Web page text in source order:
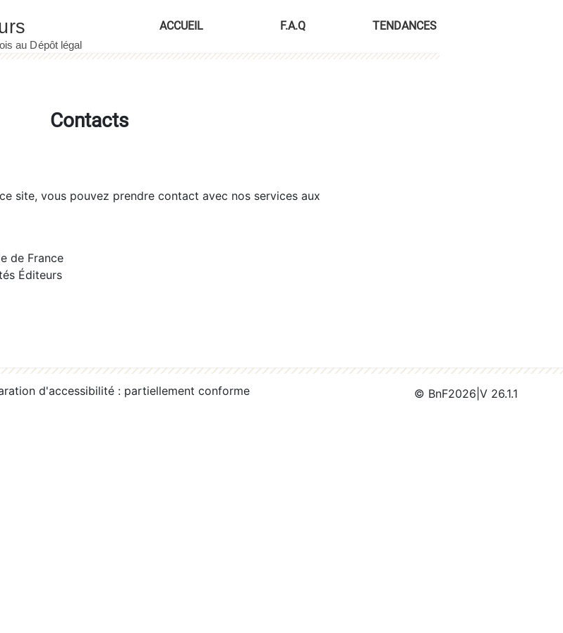
ACCUEIL F.A.Q TENDANCES
Contacts
site, vous pouvez prendre contact avec nos services aux
de France
Éditeurs
d'accessibilité : partiellement conforme © BnF2026 V 26.1.1